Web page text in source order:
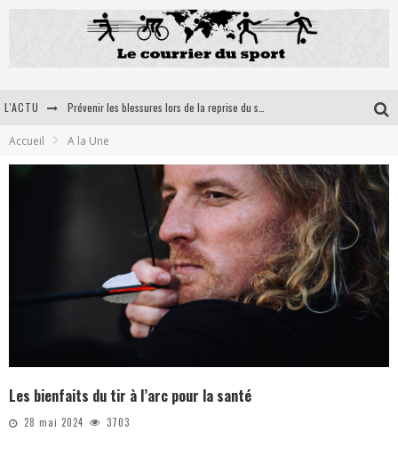
L'ACTU
Ultra trail en France: la petit sélection du courrier du sport
Les bienfaits du tir à l’arc pour la santé
Accueil A la Une
Les bienfaits du tir à l’arc pour la santé
28 mai 2024 3703